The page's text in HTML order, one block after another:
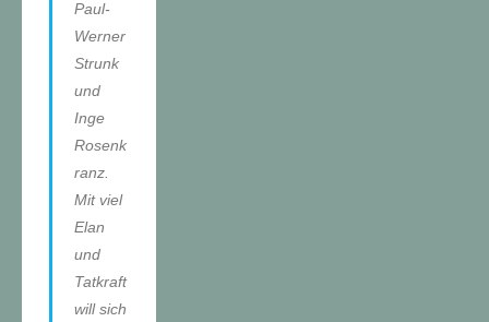
Paul-
Werner
Strunk
und
Inge
Rosenk
ranz.
Mit viel
Elan
und
Tatkraft
will sich